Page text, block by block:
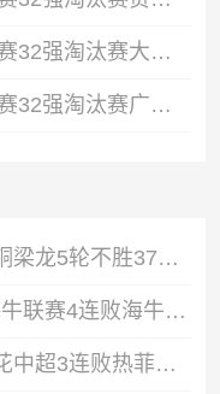
08月03日佛山西甲足球联赛32强淘汰赛大塘控股VS茂名市点都得全场录像
08月03日佛山西甲足球联赛32强淘汰赛广东客家青年VS广州英华思力U17全场录像
终结2连败！新鹏城2-0送铜梁龙5轮不胜37岁姜至鹏破门韦斯利建功
笑傲德比！西海岸2-0送海牛联赛4连败海牛仍垫底西海岸升至第二
近3轮首胜！铁人3-1送申花中超3连败热菲尼奥双响邦本宜裕传射